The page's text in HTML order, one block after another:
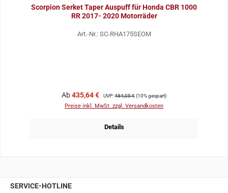
Scorpion Serket Taper Auspuff für Honda CBR 1000
RR 2017- 2020 Motorräder
Art.-Nr.: SC-RHA175SEOM
Verkaufspreis:
Ab435,64 € Regulärer Preis:
UVP:484,05 €(10% gespart)
Preise inkl. MwSt. zzgl. Versandkosten
Details
SERVICE-HOTLINE